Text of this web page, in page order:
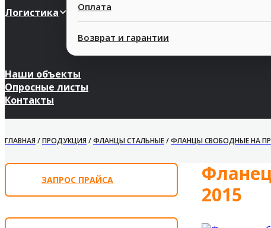
Логистика Оплата
Возврат и гарантии
Наши объекты
Опросные листы
Контакты
ГЛАВНАЯ/ПРОДУКЦИЯ/ФЛАНЦЫ СТАЛЬНЫЕ/ФЛАНЦЫ СВОБОДНЫЕ НА
ЗАПРОС ПРАЙСА
2015